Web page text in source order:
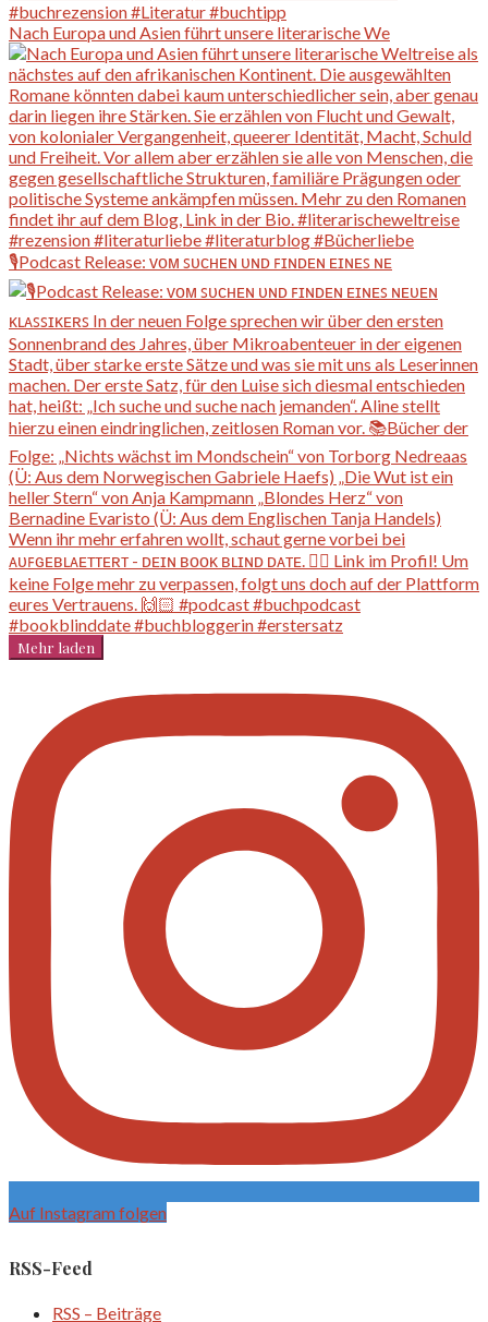
Nach Europa und Asien führt unsere literarische We
🎙️Podcast Release: ᴠᴏᴍ ꜱᴜᴄʜᴇɴ ᴜɴᴅ ꜰɪɴᴅᴇɴ ᴇɪɴᴇꜱ ɴᴇ
Mehr laden
Auf Instagram folgen
RSS-Feed
RSS – Beiträge